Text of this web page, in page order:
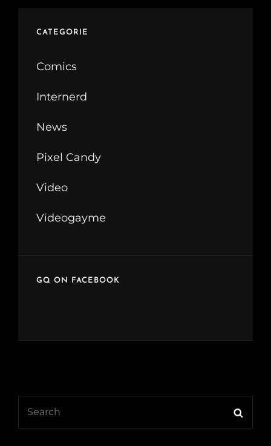
CATEGORIE
Comics
Internerd
News
Pixel Candy
Video
Videogayme
GQ ON FACEBOOK